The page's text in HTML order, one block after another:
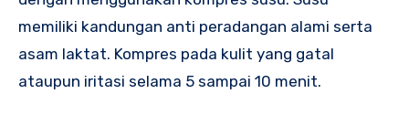
memiliki kandungan anti peradangan alami serta
asam laktat. Kompres pada kulit yang gatal
ataupun iritasi selama 5 sampai 10 menit.